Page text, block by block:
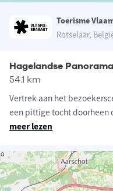
Toerisme
Rotselaar,
Hagelandse
54.1 km
Vertrek aan het
een pittige tocht doorheen
meer lezen